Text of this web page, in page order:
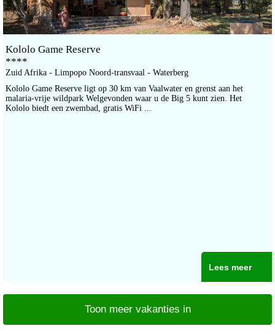
Kololo Game Reserve
****
Zuid Afrika - Limpopo Noord-transvaal - Waterberg
Kololo Game Reserve ligt op 30 km van Vaalwater en grenst aan het
malaria-vrije wildpark Welgevonden waar u de Big 5 kunt zien. Het
Kololo biedt een zwembad, gratis WiFi ...
Lees meer
Toon meer vakanties in